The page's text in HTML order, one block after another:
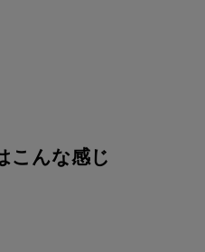
こんな感じ